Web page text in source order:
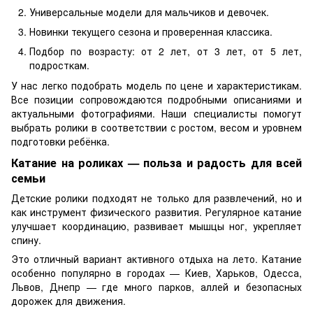
Универсальные модели для мальчиков и девочек.
Новинки текущего сезона и проверенная классика.
Подбор по возрасту: от 2 лет, от 3 лет, от 5 лет,
подросткам.
У нас легко подобрать модель по цене и характеристикам.
Все позиции сопровождаются подробными описаниями и
актуальными фотографиями. Наши специалисты помогут
выбрать ролики в соответствии с ростом, весом и уровнем
подготовки ребёнка.
Катание на роликах — польза и радость для всей
семьи
Детские ролики подходят не только для развлечений, но и
как инструмент физического развития. Регулярное катание
улучшает координацию, развивает мышцы ног, укрепляет
спину.
Это отличный вариант активного отдыха на лето. Катание
особенно популярно в городах — Киев, Харьков, Одесса,
Львов, Днепр — где много парков, аллей и безопасных
дорожек для движения.